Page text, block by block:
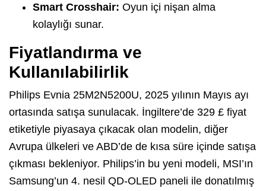
Smart Crosshair: Oyun içi nişan alma
kolaylığı sunar.
Fiyatlandırma ve
Kullanılabilirlik
Philips Evnia 25M2N5200U, 2025 yılının Mayıs ayı
ortasında satışa sunulacak. İngiltere’de 329 £ fiyat
etiketiyle piyasaya çıkacak olan modelin, diğer
Avrupa ülkeleri ve ABD’de de kısa süre içinde satışa
çıkması bekleniyor. Philips’in bu yeni modeli, MSI’ın
Samsung’un 4. nesil QD-OLED paneli ile donatılmış